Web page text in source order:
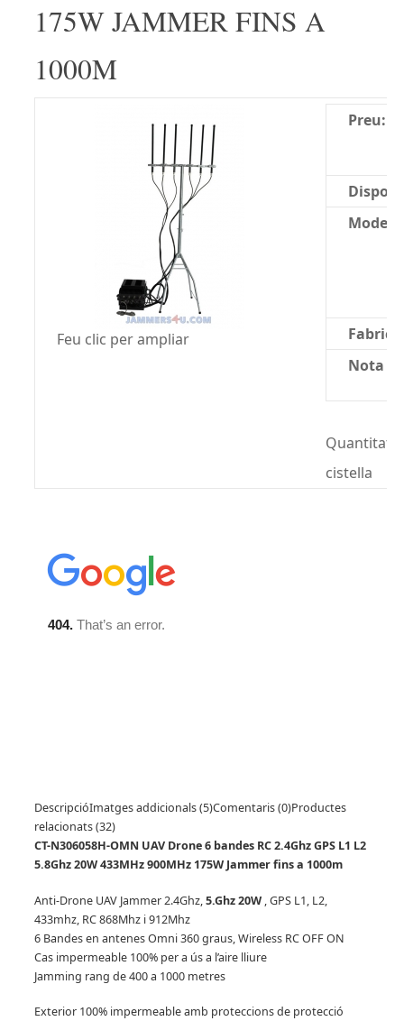
175W JAMMER FINS A
1000M
Feu clic per ampliar
Preu:
Model:
Nota
Quantitat:
cistella
DescripcióImatges addicionals (5)Comentaris (0)Productes
relacionats (32)
CT-N306058H-OMN UAV Drone 6 bandes RC 2.4Ghz GPS L1 L2
5.8Ghz 20W 433MHz 900MHz 175W Jammer fins a 1000m
Anti-Drone UAV Jammer 2.4Ghz,5.Ghz 20W, GPS L1, L2,
433mhz, RC 868Mhz i 912Mhz
6 Bandes en antenes Omni 360 graus, Wireless RC OFF ON
Cas impermeable 100% per a ús a l’aire lliure
Jamming rang de 400 a 1000 metres
Exterior 100% impermeable amb proteccions de protecció